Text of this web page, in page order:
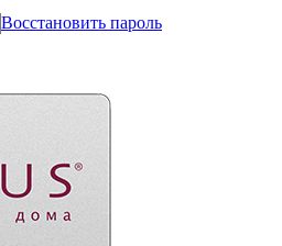
Восстановить пароль